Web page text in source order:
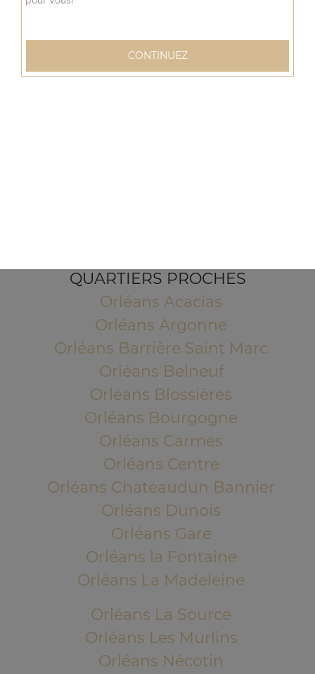
QUARTIERS PROCHES
Orléans Acacias
Orléans Argonne
Orléans Barrière Saint Marc
Orléans Belneuf
Orléans Blossières
Orléans Bourgogne
Orléans Carmes
Orléans Centre
Orléans Chateaudun Bannier
Orléans Dunois
Orléans Gare
Orléans la Fontaine
Orléans La Madeleine
Orléans La Source
Orléans Les Murlins
Orléans Nécotin
CONTINUEZ